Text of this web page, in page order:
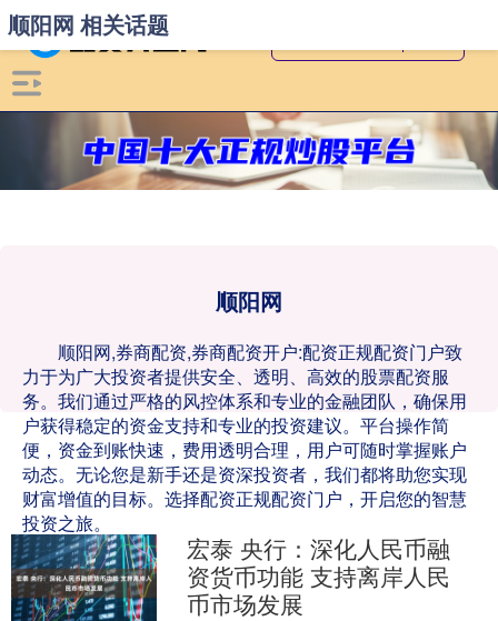
顺阳网
顺阳网,券商配资,券商配资开户:配资正规配资门户致
力于为广大投资者提供安全、透明、高效的股票配资服
务。我们通过严格的风控体系和专业的金融团队，确保用
户获得稳定的资金支持和专业的投资建议。平台操作简
便，资金到账快速，费用透明合理，用户可随时掌握账户
动态。无论您是新手还是资深投资者，我们都将助您实现
财富增值的目标。选择配资正规配资门户，开启您的智慧
投资之旅。
顺阳网 相关话题
宏泰 央行：深化人民币融
资货币功能 支持离岸人民
币市场发展